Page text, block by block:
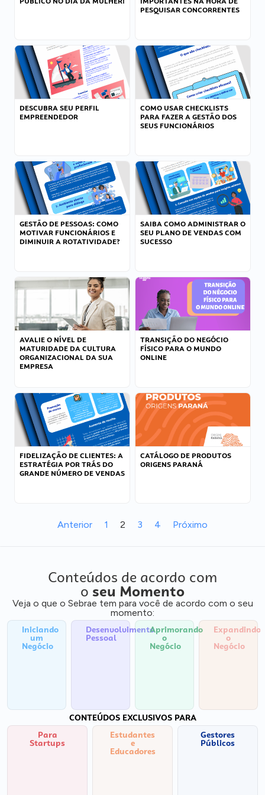
PESQUISAR CONCORRENTES
DESCUBRA SEU PERFIL
EMPREENDEDOR
COMO USAR CHECKLISTS
PARA FAZER A GESTÃO DOS
SEUS FUNCIONÁRIOS
GESTÃO DE PESSOAS: COMO
MOTIVAR FUNCIONÁRIOS E
DIMINUIR A ROTATIVIDADE?
SAIBA COMO ADMINISTRAR O
SEU PLANO DE VENDAS COM
SUCESSO
AVALIE O NÍVEL DE
MATURIDADE DA CULTURA
ORGANIZACIONAL DA SUA
EMPRESA
TRANSIÇÃO DO NEGÓCIO
FÍSICO PARA O MUNDO
ONLINE
FIDELIZAÇÃO DE CLIENTES: A
ESTRATÉGIA POR TRÁS DO
GRANDE NÚMERO DE VENDAS
CATÁLOGO DE PRODUTOS
ORIGENS PARANÁ
Anterior 1 2 3 4 Próximo
Conteúdos de acordo com
o seu Momento
Veja o que o Sebrae tem para você de acordo com o seu
momento:
Iniciando
um
Negócio
Desenvolvimento
Pessoal
Aprimorando
o
Negócio
Expandindo
o
Negócio
CONTEÚDOS EXCLUSIVOS PARA
Para
Startups
Estudantes
e
Educadores
Gestores
Públicos